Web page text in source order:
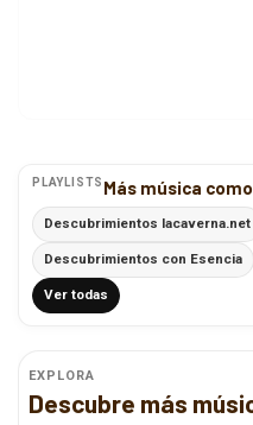
PLAYLISTS Más música
Descubrimientos lacaverna.net
Descubrimientos con Esencia
Ver todas
EXPLORA
Descubre más